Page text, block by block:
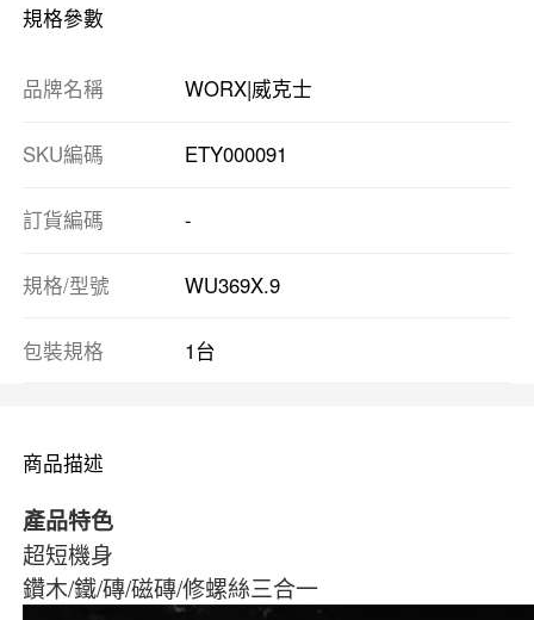
規格參數
品牌名稱 WORX|威克士
SKU編碼 ETY000091
訂貨編碼 -
規格/型號 WU369X.9
包裝規格 1台
商品描述
產品特色
超短機身
鑽木/鐵/磚/磁磚/修螺絲三合一